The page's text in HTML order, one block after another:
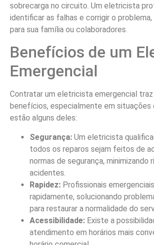
sobrecarga no circuito. Um eletricista
identificar as falhas e corrigir o
para sua família ou colaboradores.
Benefícios de um
Emergencial
Contratar um eletricista emergencial
benefícios, especialmente em situações
estão alguns deles:
Segurança: Um eletricista
todos os reparos sejam feitos de
normas de segurança, minimizando
acidentes.
Rapidez: Profissionais
rapidamente, solucionando
para restaurar a normalidade do
Acessibilidade: Existe a
atendimento em horários mais